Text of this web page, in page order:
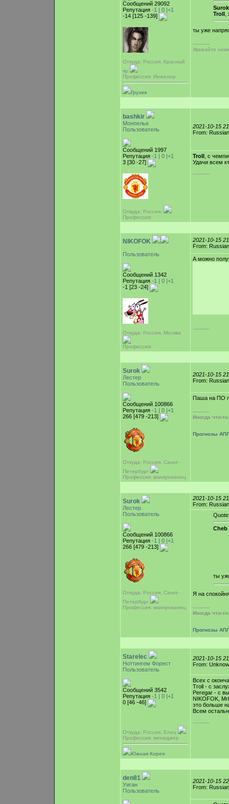
Сообщений 29092
Репутация -1 | 0 |+1
-14 [125 -139]
Откуда: Россия, Красный
яр
Профессия: Инженер
Грузия
Troll
ты уже
-----------
Уважайте
bashkir
Монпелье
Пользователь
Сообщений 1997
Репутация -1 | 0 |+1
3 [30 -27]
Откуда: Россия,
Профессия:
2021-10-15
From:
Troll , с
Удачи всем
-----------
NIKOFOK
Пользователь
Сообщений 1342
Репутация -1 | 0 |+1
-1 [23 -24]
Откуда: Россия, Москва
Профессия:
2021-10-15
From:
А можно
-----------
Surok
Лестер
Пользователь
Сообщений 100866
Репутация -1 | 0 |+1
266 [479 -213]
Откуда: Россия, Санкт-
Петербург
Профессия: манкунианец
2021-10-15
From:
Паша на ПО
-----------
Иногда что-
Прогнозы
Surok
Лестер
Пользователь
Сообщений 100866
Репутация -1 | 0 |+1
266 [479 -213]
Откуда: Россия, Санкт-
Петербург
Профессия: манкунианец
2021-10-15
From:
Quote
Cheb
ты
Я на
-----------
Иногда что-
Прогнозы
Starelec
Ноттингем Форест
Пользователь
Сообщений 3542
Репутация -1 | 0 |+1
0 [46 -46]
Откуда: Россия, Елец
Профессия: менеджер
Южная Корея
2021-10-15
From:
Всех с
Troll - с
Peregar - с
NIKOFOK,
это больше
Всем
-----------
den81
Уиган
Пользователь
2021-10-15
From: